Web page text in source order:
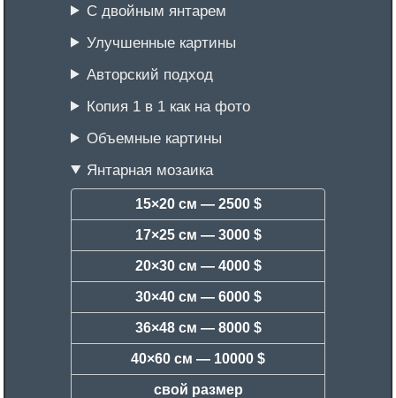
С двойным янтарем
Улучшенные картины
Авторский подход
Копия 1 в 1 как на фото
Объемные картины
Янтарная мозаика
15×20 см — 2500 $
17×25 см — 3000 $
20×30 см — 4000 $
30×40 см — 6000 $
36×48 см — 8000 $
40×60 см — 10000 $
свой размер